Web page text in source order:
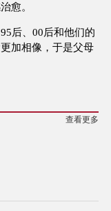
愈。
后、00后和他们的
加相像，于是父母
查看更多